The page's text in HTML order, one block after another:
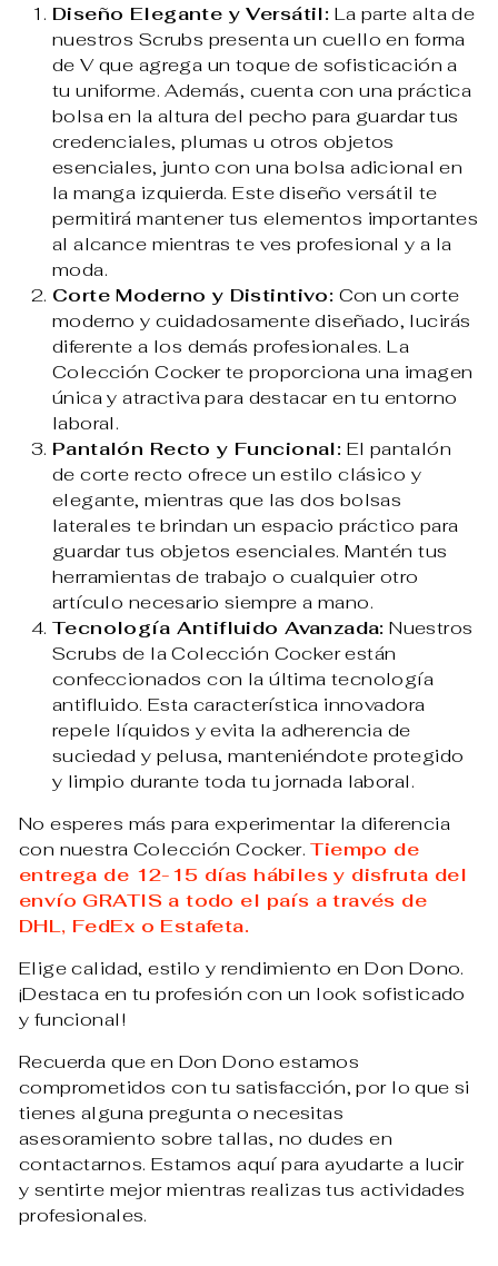
Diseño Elegante y Versátil: La parte alta de
nuestros Scrubs presenta un cuello en forma
de V que agrega un toque de sofisticación a
tu uniforme. Además, cuenta con una práctica
bolsa en la altura del pecho para guardar tus
credenciales, plumas u otros objetos
esenciales, junto con una bolsa adicional en
la manga izquierda. Este diseño versátil te
permitirá mantener tus elementos importantes
al alcance mientras te ves profesional y a la
moda.
Corte Moderno y Distintivo: Con un corte
moderno y cuidadosamente diseñado, lucirás
diferente a los demás profesionales. La
Colección Cocker te proporciona una imagen
única y atractiva para destacar en tu entorno
laboral.
Pantalón Recto y Funcional: El pantalón
de corte recto ofrece un estilo clásico y
elegante, mientras que las dos bolsas
laterales te brindan un espacio práctico para
guardar tus objetos esenciales. Mantén tus
herramientas de trabajo o cualquier otro
artículo necesario siempre a mano.
Tecnología Antifluido Avanzada: Nuestros
Scrubs de la Colección Cocker están
confeccionados con la última tecnología
antifluido. Esta característica innovadora
repele líquidos y evita la adherencia de
suciedad y pelusa, manteniéndote protegido
y limpio durante toda tu jornada laboral.
No esperes más para experimentar la diferencia
con nuestra Colección Cocker.Tiempo de
entrega de 12-15 días hábiles y disfruta del
envío GRATIS a todo el país a través de
DHL, FedEx o Estafeta.
Elige calidad, estilo y rendimiento en Don Dono.
¡Destaca en tu profesión con un look sofisticado
y funcional!
Recuerda que en Don Dono estamos
comprometidos con tu satisfacción, por lo que si
tienes alguna pregunta o necesitas
asesoramiento sobre tallas, no dudes en
contactarnos. Estamos aquí para ayudarte a lucir
y sentirte mejor mientras realizas tus actividades
profesionales.